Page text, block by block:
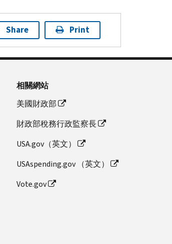
Share Print
相關網站
美國財政部
財政部稅務行政監察長
USA.gov（英文）
USAspending.gov （英文）
Vote.gov